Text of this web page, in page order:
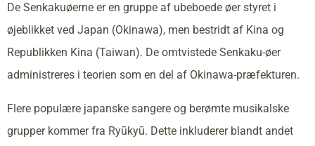
De Senkakuøerne er en gruppe af ubeboede øer styret i
øjeblikket ved Japan (Okinawa), men bestridt af Kina og
Republikken Kina (Taiwan). De omtvistede Senkaku-øer
administreres i teorien som en del af Okinawa-præfekturen.
Flere populære japanske sangere og berømte musikalske
grupper kommer fra Ryūkyū. Dette inkluderer blandt andet